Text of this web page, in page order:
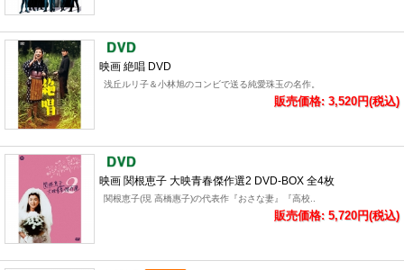
映画 絶唱 DVD
浅丘ルリ子＆小林旭のコンビで送る純愛珠玉の名作。
販売価格: 3,520円(税込)
映画 関根恵子 大映青春傑作選2 DVD-BOX 全4枚
関根恵子(現 高橋惠子)の代表作『おさな妻』『高校..
販売価格: 5,720円(税込)